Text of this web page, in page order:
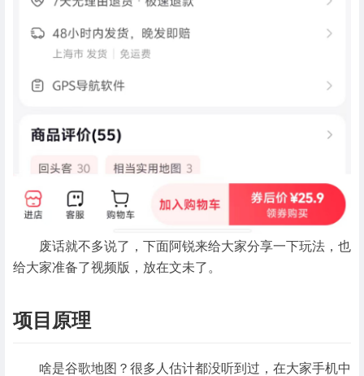
废话就不多说了，下面阿锐来给大家分享一下玩法，也
给大家准备了视频版，放在文未了。
项目原理
啥是谷歌地图？很多人估计都没听到过，在大家手机中